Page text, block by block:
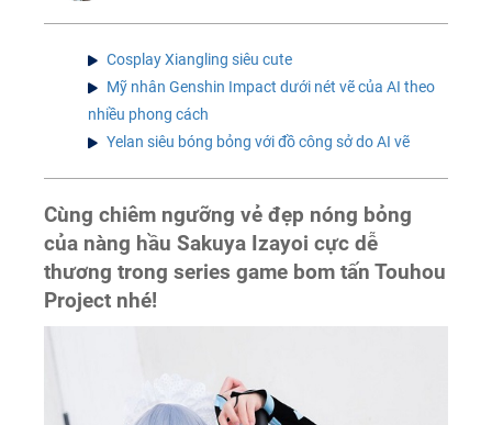
Cosplay Xiangling siêu cute
Mỹ nhân Genshin Impact dưới nét vẽ của AI theo
nhiều phong cách
Yelan siêu bóng bỏng với đồ công sở do AI vẽ
Cùng chiêm ngưỡng vẻ đẹp nóng bỏng
của nàng hầu Sakuya Izayoi cực dễ
thương trong series game bom tấn Touhou
Project nhé!